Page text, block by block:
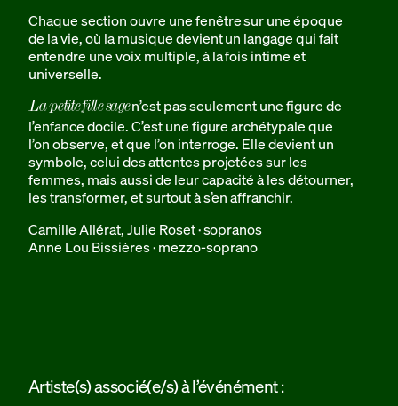
Chaque section ouvre une fenêtre sur une époque
de la vie, où la musique devient un langage qui fait
entendre une voix multiple, à la fois intime et
universelle.
La petite fille sagen’est pas seulement une figure de
l’enfance docile. C’est une figure archétypale que
l’on observe, et que l’on interroge. Elle devient un
symbole, celui des attentes projetées sur les
femmes, mais aussi de leur capacité à les détourner,
les transformer, et surtout à s’en affranchir.
Camille Allérat, Julie Roset · sopranos
Anne Lou Bissières · mezzo-soprano
Artiste(s) associé(e/s) à l’événément :